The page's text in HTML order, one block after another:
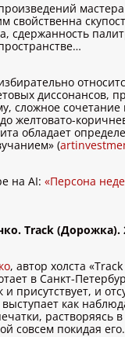
мастера
свойственна
сдержанность
диссонансов,
сложное сочетание
желтовато-
обладает
(
на AI: «Персона
Track (Дорожка).
, автор холста
в Санкт-
присутствует, и
как
совсем покидая его.